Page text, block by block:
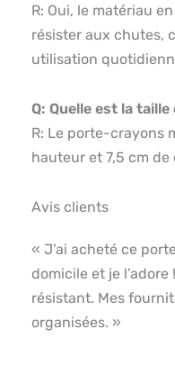
R: Oui, le matériau
résister aux chutes,
utilisation
Q: Quelle est la
R: Le porte-crayons
hauteur et 7,5 cm de
Avis clients
« J’ai acheté ce
domicile et je
résistant. Mes
organisées. »